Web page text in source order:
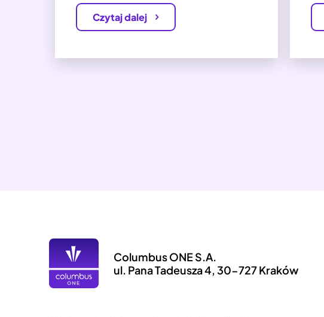
Czytaj dalej
Columbus ONE S.A.
ul. Pana Tadeusza 4, 30-727 Kraków